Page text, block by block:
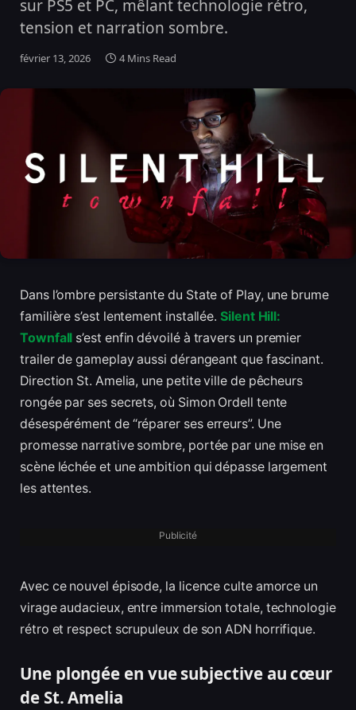
sur PS5 et PC, mêlant technologie rétro,
tension et narration sombre.
février 13, 2026 4 Mins Read
Dans l’ombre persistante du State of Play, une brume
familière s’est lentement installée.Silent Hill:
Townfall s’est enfin dévoilé à travers un premier
trailer de gameplay aussi dérangeant que fascinant.
Direction St. Amelia, une petite ville de pêcheurs
rongée par ses secrets, où Simon Ordell tente
désespérément de “réparer ses erreurs”. Une
promesse narrative sombre, portée par une mise en
scène léchée et une ambition qui dépasse largement
les attentes.
Publicité
Avec ce nouvel épisode, la licence culte amorce un
virage audacieux, entre immersion totale, technologie
rétro et respect scrupuleux de son ADN horrifique.
Une plongée en vue subjective au cœur
de St. Amelia